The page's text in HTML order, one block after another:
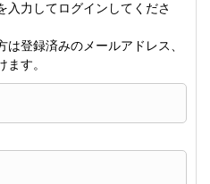
入力してログインしてくださ
登録済みのメールアドレス、
す。